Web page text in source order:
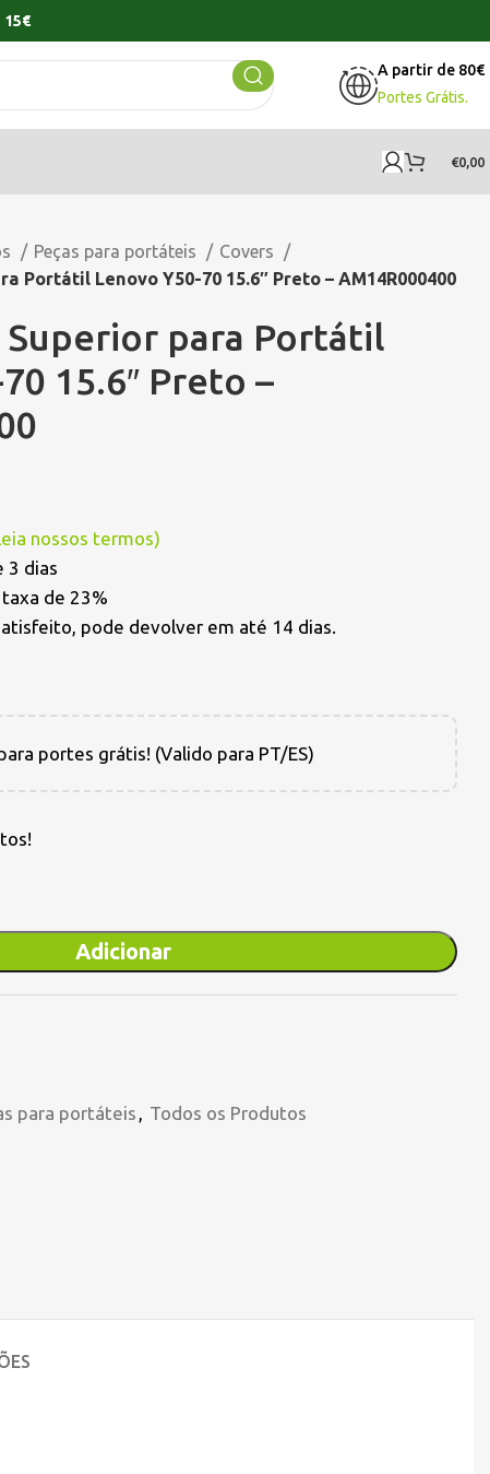
15€
A partir de 80€
Portes Grátis.
€0,00
Peças para portáteis
Covers
Portátil Lenovo Y50-70 15.6″ Preto – AM14R000400
Superior para Portátil
15.6″ Preto –
nossos termos)
3 dias
taxa de 23%
pode devolver em até 14 dias.
portes grátis! (Valido para PT/ES)
Adicionar
para portáteis , Todos os Produtos